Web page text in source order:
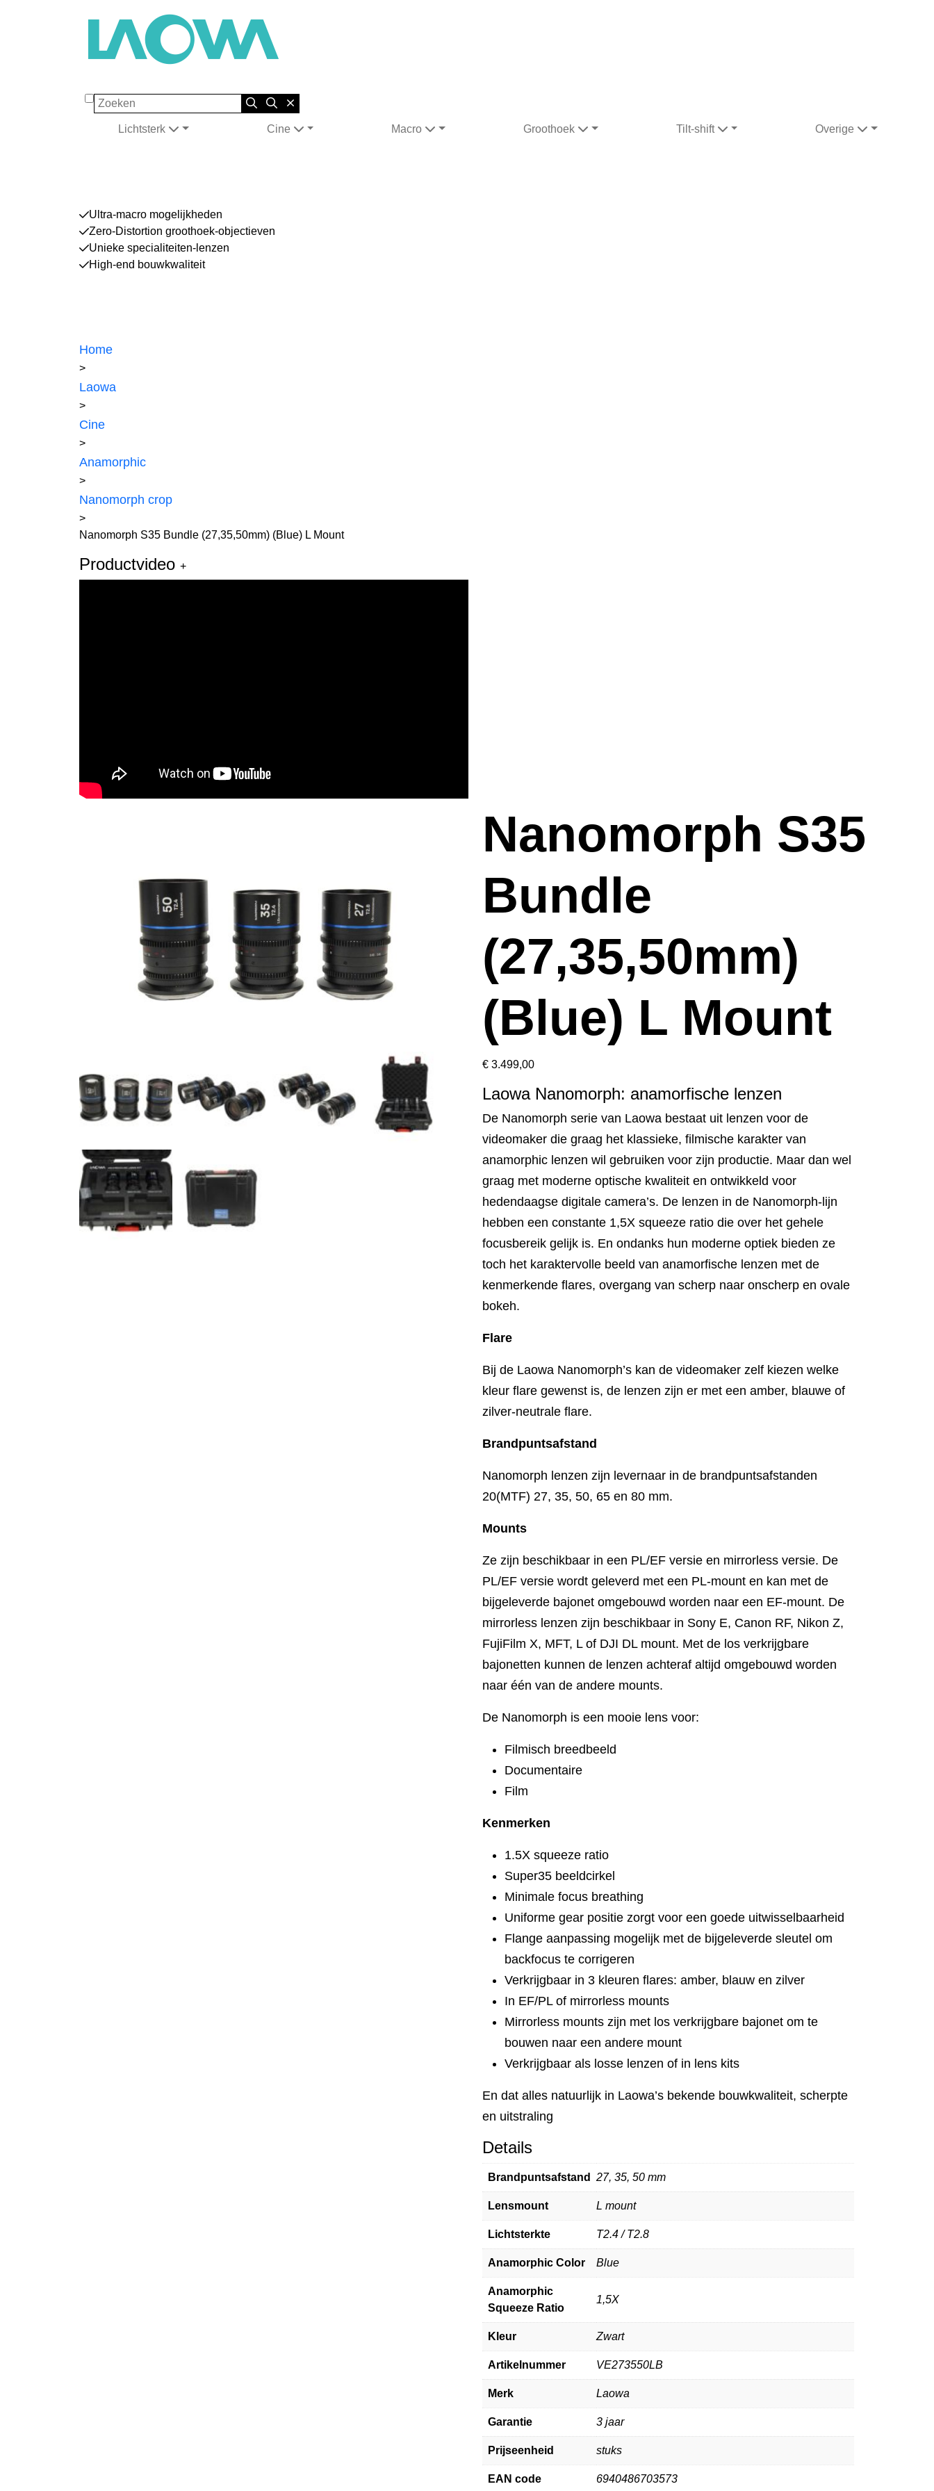
Zoeken
Lichtsterk Cine Macro Groothoek Tilt-shift Overige
Ultra-macro mogelijkheden
Zero-Distortion groothoek-objectieven
Unieke specialiteiten-lenzen
High-end bouwkwaliteit
Home
>
Laowa
>
Cine
>
Anamorphic
>
Nanomorph crop
>
Nanomorph S35 Bundle (27,35,50mm) (Blue) L Mount
Productvideo +
Nanomorph S35
Bundle
(27,35,50mm)
(Blue) L Mount
€ 3.499,00
Laowa Nanomorph: anamorfische lenzen
De Nanomorph serie van Laowa bestaat uit lenzen voor de
videomaker die graag het klassieke, filmische karakter van
anamorphic lenzen wil gebruiken voor zijn productie. Maar dan wel
graag met moderne optische kwaliteit en ontwikkeld voor
hedendaagse digitale camera’s. De lenzen in de Nanomorph-lijn
hebben een constante 1,5X squeeze ratio die over het gehele
focusbereik gelijk is. En ondanks hun moderne optiek bieden ze
toch het karaktervolle beeld van anamorfische lenzen met de
kenmerkende flares, overgang van scherp naar onscherp en ovale
bokeh.
Flare
Bij de Laowa Nanomorph’s kan de videomaker zelf kiezen welke
kleur flare gewenst is, de lenzen zijn er met een amber, blauwe of
zilver-neutrale flare.
Brandpuntsafstand
Nanomorph lenzen zijn levernaar in de brandpuntsafstanden
20(MTF) 27, 35, 50, 65 en 80 mm.
Mounts
Ze zijn beschikbaar in een PL/EF versie en mirrorless versie. De
PL/EF versie wordt geleverd met een PL-mount en kan met de
bijgeleverde bajonet omgebouwd worden naar een EF-mount. De
mirrorless lenzen zijn beschikbaar in Sony E, Canon RF, Nikon Z,
FujiFilm X, MFT, L of DJI DL mount. Met de los verkrijgbare
bajonetten kunnen de lenzen achteraf altijd omgebouwd worden
naar één van de andere mounts.
De Nanomorph is een mooie lens voor:
Filmisch breedbeeld
Documentaire
Film
Kenmerken
1.5X squeeze ratio
Super35 beeldcirkel
Minimale focus breathing
Uniforme gear positie zorgt voor een goede uitwisselbaarheid
Flange aanpassing mogelijk met de bijgeleverde sleutel om
backfocus te corrigeren
Verkrijgbaar in 3 kleuren flares: amber, blauw en zilver
In EF/PL of mirrorless mounts
Mirrorless mounts zijn met los verkrijgbare bajonet om te
bouwen naar een andere mount
Verkrijgbaar als losse lenzen of in lens kits
En dat alles natuurlijk in Laowa’s bekende bouwkwaliteit, scherpte
en uitstraling
Details
Brandpuntsafstand 27, 35, 50 mm
Lensmount L mount
Lichtsterkte T2.4 / T2.8
Anamorphic Color Blue
Anamorphic
Squeeze Ratio
1,5X
Kleur Zwart
Artikelnummer VE273550LB
Merk Laowa
Garantie 3 jaar
Prijseenheid stuks
EAN code 6940486703573